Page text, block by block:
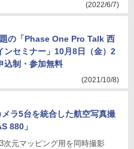
(2022/6/7)
の「Phase One Pro Talk 西
ンセミナー」10月8日（金）2
込制・参加無料
(2021/10/8)
ラ5台を統合した航空写真撮
880」
次元マッピング用を同時撮影